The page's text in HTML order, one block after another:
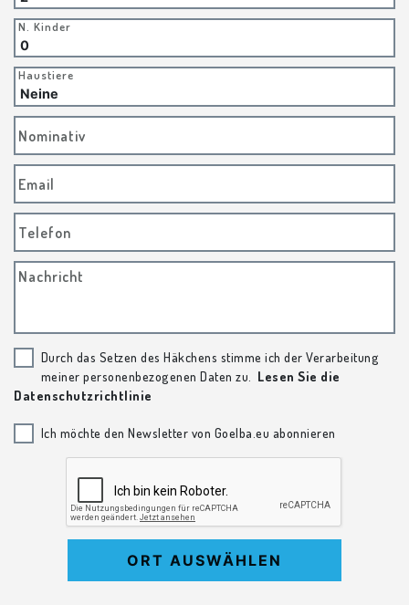
N. Kinder
Haustiere
Nominativ
Email
Telefon
Nachricht
Durch das Setzen des Häkchens stimme ich der Verarbeitung
meiner personenbezogenen Daten zu.
Lesen Sie die
Datenschutzrichtlinie
Ich möchte den Newsletter von Goelba.eu abonnieren
ORT AUSWÄHLEN